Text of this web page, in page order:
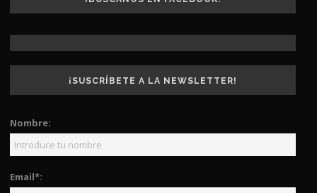
¡SUSCRÍBETE A LA NEWSLETTER!
Nombre:
Email*: